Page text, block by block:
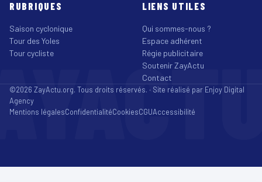
RUBRIQUES
Saison cyclonique
Tour des Yoles
Tour cycliste
LIENS UTILES
Qui sommes-nous ?
Espace adhérent
Régie publicitaire
Soutenir ZayActu
Contact
©2026 ZayActu.org. Tous droits réservés. · Site réalisé par Enjoy Digital
Agency
Mentions légalesConfidentialitéCookiesCGUAccessibilité